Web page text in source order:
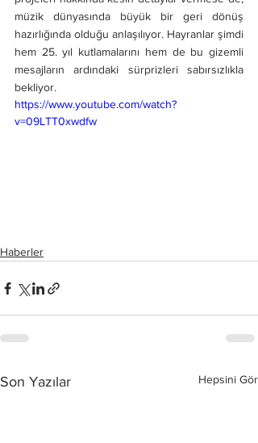
müzik dünyasında büyük bir geri dönüş
hazırlığında olduğu anlaşılıyor. Hayranlar şimdi
hem 25. yıl kutlamalarını hem de bu gizemli
mesajların ardındaki sürprizleri sabırsızlıkla
bekliyor.
https://www.youtube.com/watch?
v=09LTT0xwdfw
Haberler
Son Yazılar Hepsini Gör